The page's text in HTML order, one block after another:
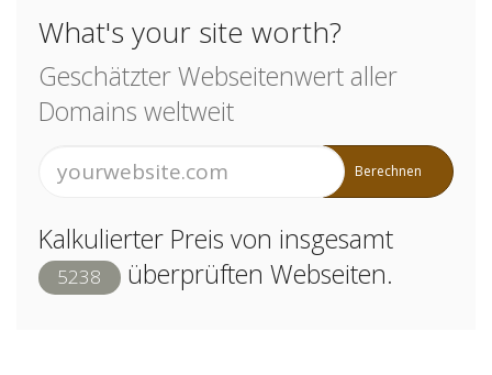
What's your site worth?
Geschätzter Webseitenwert aller
Domains weltweit
Berechnen
Kalkulierter Preis von insgesamt
5238 überprüften Webseiten.